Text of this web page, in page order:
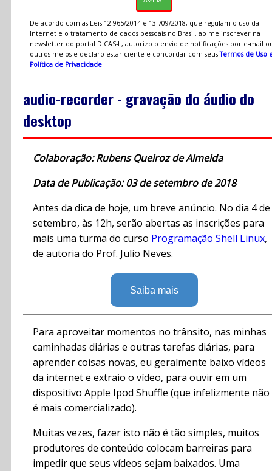
De acordo com as Leis 12.965/2014 e 13.709/2018, que regulam o uso da
Internet e o tratamento de dados pessoais no Brasil, ao me inscrever na
newsletter do portal DICAS-L, autorizo o envio de notificações por e-mail
outros meios e declaro estar ciente e concordar com seusTermos de Uso
Política de Privacidade.
audio-recorder - gravação do áudio do
desktop
Colaboração: Rubens Queiroz de Almeida
Data de Publicação: 03 de setembro de 2018
Antes da dica de hoje, um breve anúncio. No dia 4 de
setembro, às 12h, serão abertas as inscrições para
mais uma turma do curso Programação Shell Linux,
de autoria do Prof. Julio Neves.
Saiba mais
Para aproveitar momentos no trânsito, nas minhas
caminhadas diárias e outras tarefas diárias, para
aprender coisas novas, eu geralmente baixo vídeos
da internet e extraio o vídeo, para ouvir em um
dispositivo Apple Ipod Shuffle (que infelizmente não
é mais comercializado).
Muitas vezes, fazer isto não é tão simples, muitos
produtores de conteúdo colocam barreiras para
impedir que seus vídeos sejam baixados. Uma